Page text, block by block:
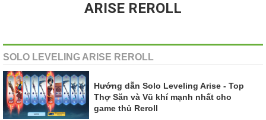
ARISE REROLL
SOLO LEVELING ARISE REROLL
Hướng dẫn Solo Leveling Arise - Top
Thợ Săn và Vũ khí mạnh nhất cho
game thủ Reroll